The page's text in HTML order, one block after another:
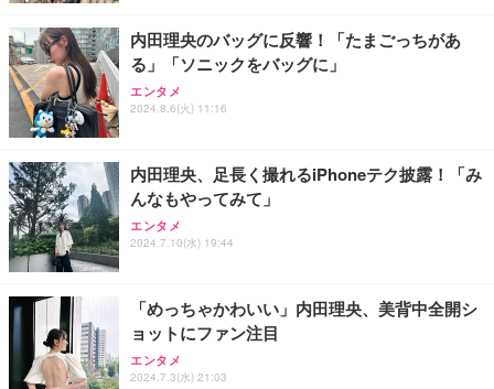
内田理央のバッグに反響！「たまごっちがあ
る」「ソニックをバッグに」
エンタメ
2024.8.6(火) 11:16
内田理央、足長く撮れるiPhoneテク披露！「み
んなもやってみて」
エンタメ
2024.7.10(水) 19:44
「めっちゃかわいい」内田理央、美背中全開シ
ョットにファン注目
エンタメ
2024.7.3(水) 21:03